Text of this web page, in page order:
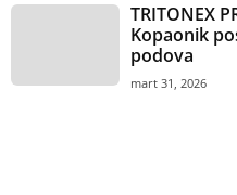
TRITONEX
Kopaonik
podova
mart 31, 2026